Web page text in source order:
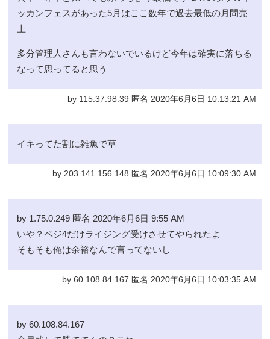
ッカンフェスがあった5月はここ数年で過去最低の月間売
上
多分管理人さんも言わないでいるけど今年は確実に落ちる
なって思ってると思う
by 115.37.98.39 匿名 2020年6月6日 10:13:21 AM
イキってた割に雑魚で草
by 203.141.156.148 匿名 2020年6月6日 10:09:30 AM
by 1.75.0.249 匿名 2020年6月6日 9:55 AM
いや？ベジ4だけライジング受けさせてやられたよ
そもそも俺は余裕なんで言ってないし
by 60.108.84.167 匿名 2020年6月6日 10:03:35 AM
by 60.108.84.167